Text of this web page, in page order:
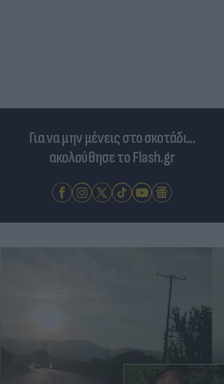
Για να μην μένεις στο σκοτάδι...
ακολούθησε το Flash.gr